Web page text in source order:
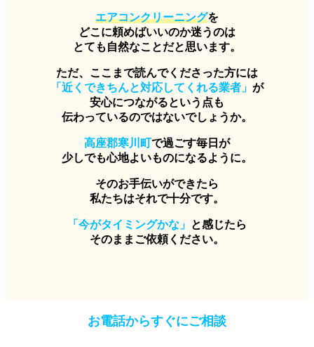
エアコンクリーニングを
どこに頼めばいいのか迷うのは
とても自然なことだと思います。
ただ、ここまで読んでくださった方には
「近くできちんと対応してくれる業者」 が
安心につながるという点も
伝わっているのではないでしょうか。
高座郡寒川町で過ごす毎日が
少しでも心地よいものになるように。
そのお手伝いができたら
私たちはそれで十分です。
「今がタイミングかな」 と感じたら
そのままご依頼ください。
お電話からすぐにご相談